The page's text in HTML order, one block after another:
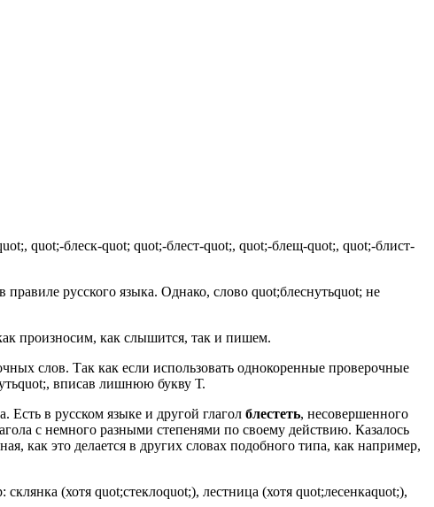
quot;-блеск-quot; quot;-блест-quot;, quot;-блещ-quot;, quot;-блист-
русского языка. Однако, слово quot;блеснутьquot; не
произносим, как слышится, так и пишем.
слов. Так как если использовать однокоренные проверочные
вписав лишнюю букву Т.
Есть в русском языке и другой глагол блестеть, несовершенного
с немного разными степенями по своему действию. Казалось
как это делается в других словах подобного типа, как например,
(хотя quot;стеклоquot;), лестница (хотя quot;лесенкаquot;),